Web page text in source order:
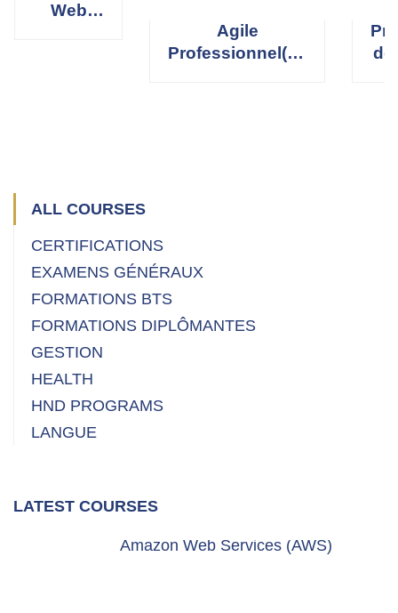
Web
Agile
Professionnel(le)
de
ALL COURSES
CERTIFICATIONS
EXAMENS GÉNÉRAUX
FORMATIONS BTS
FORMATIONS DIPLÔMANTES
GESTION
HEALTH
HND PROGRAMS
LANGUE
LATEST COURSES
Amazon Web Services (AWS)